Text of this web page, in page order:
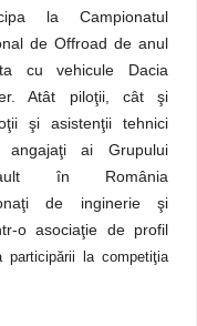
la Campionatul
de Offroad de anul
cu vehicule Dacia
Atât piloţii, cât şi
şi asistenţii tehnici
angajaţi ai Grupului
în România
de inginerie şi
o asociaţie de profil
participării la competiţia